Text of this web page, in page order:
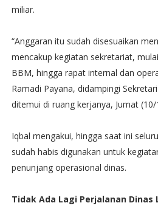
miliar.
“Anggaran itu sudah disesuaikan
mencakup kegiatan sekretariat,
BBM, hingga rapat internal dan
Ramadi Payana, didampingi
ditemui di ruang kerjanya, Jumat
Iqbal mengakui, hingga saat ini
sudah habis digunakan untuk
penunjang operasional dinas.
Tidak Ada Lagi Perjalanan Dinas